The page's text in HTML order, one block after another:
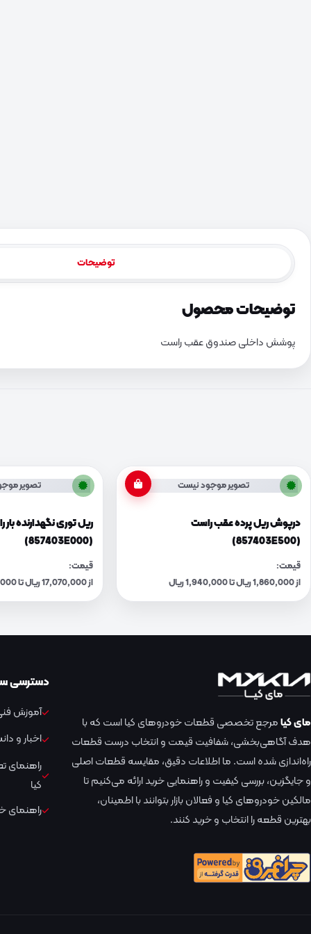
توضیحات
توضیحات محصول
پوشش داخلی صندوق عقب راست
تصویر موجود نیست
درپوش ریل پرده عقب راست
(857403E500)
قیمت:
از 1,860,000 ریال تا 1,940,000 ریال
تصویر
ریل توری نگهدارنده بار
(857403E000)
قیمت:
از 17,070,000 ریال تا 17,760,000 ریال
مای کیامرجع تخصصی قطعات خودروهای کیا است که با
هدف آگاهی‌بخشی، شفافیت قیمت و انتخاب درست قطعات
راه‌اندازی شده است. ما اطلاعات دقیق، مقایسه قطعات اصلی
و جایگزین، بررسی کیفیت و راهنمایی خرید ارائه می‌کنیم تا
مالکین خودروهای کیا و فعالان بازار بتوانند با اطمینان،
بهترین قطعه را انتخاب و خرید کنند.
دسترسی
آموزش
اخبار و
راهنمای
کیا
راهنمای